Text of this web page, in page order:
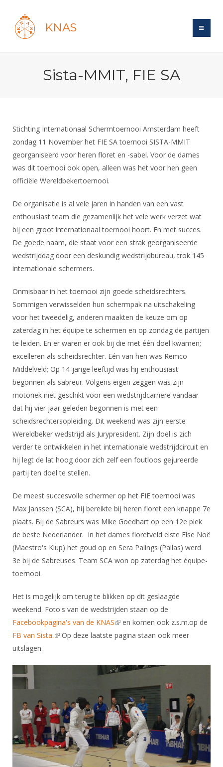
KNAS
Polls
Forums
Maandelijks archief
Evenement
Website
Gebruiksvoorwaarden
Handleiding
Lidmaatschap
Tarieven
Reglementen
Sponsors en Partners
Organisatie
Bestuur
Commissies
Leden van Verdiensten
Vacatures
Contact
Medewerkers
Samenwerking
Formulieren
Alle Verenigingen
Nieuws
Oprichting Vereniging
Overschrijven leden
Introductie
Recreatiesport
Wedstrijdsport
Ranglijsten
Inschrijven
Reglementen
Materiaal
Schermpaspoort
Rolstoelschermen
Wedstrijdkalender
KNAS Keurmerk
NK's
JPT
JEC
Veteranenwedstrijden
Wedstrijdorganisatie
Aanvragen van scheidsrechters
Scheidsrechterslijst
Import inschrijvingen uit Nahouw
Verwerk wedstrijduitslagen
Promotie en logo
Geschiedenis van het schermen
Wat is topsport
Nieuws
NK's
Oranje
DBT
FBT
SBT
Atletencommissie
Internationale Titeltoernooien
Internationale aanmeldingen
Informatie
Voor de jeugd
Spreekbeurtpakket
Ouders en vereniging
Jeugdkampen
Brassardsysteem
Voor coaches en leraren
Nationale opleidingen
Internationale opleidingen
Opleidingen
Leraar
Voor scheidsrechters
Scheidsrechterslijst
Scheidsrechter Documentatie
Opleidingen
Tuchtzaken
Infotheek
Bibliotheek
Touché
Forums
Schermforum
Nieuws
Contact
NK organiseren
Sista-MMIT, FIE SA
Stichting Internationaal Schermtoernooi Amsterdam heeft
zondag 11 November het FIE SA toernooi SISTA-MMIT
georganiseerd voor heren floret en -sabel. Voor de dames
was dit toernooi ook open, alleen was het voor hen geen
officiële Wereldbekertoernooi.
De organisatie is al vele jaren in handen van een vast
enthousiast team die gezamenlijk het vele werk verzet wat
bij een groot internationaal toernooi hoort. En met succes.
De goede naam, die staat voor een strak georganiseerde
wedstrijddag door een deskundig wedstrijdbureau, trok 145
internationale schermers.
Onmisbaar in het toernooi zijn goede scheidsrechters.
Sommigen verwisselden hun schermpak na uitschakeling
voor het tweedelig, anderen maakten de keuze om op
zaterdag in het équipe te schermen en op zondag de partijen
te leiden. En er waren er ook bij die met één doel kwamen;
excelleren als scheidsrechter. Eén van hen was Remco
Middelveld; Op 14-jarige leeftijd was hij enthousiast
begonnen als sabreur. Volgens eigen zeggen was zijn
motoriek niet geschikt voor een wedstrijdcarriere vandaar
dat hij vier jaar geleden begonnen is met een
scheidsrechtersopleiding. Dit weekend was zijn eerste
Wereldbeker wedstrijd als Jurypresident. Zijn doel is zich
verder te ontwikkelen in het internationale wedstrijdcircuit en
hij legt de lat hoog door zich zelf een foutloos gejureerde
partij ten doel te stellen.
De meest succesvolle schermer op het FIE toernooi was
Max Janssen (SCA), hij bereikte bij heren floret een knappe 7e
plaats. Bij de Sabreurs was Mike Goedhart op een 12e plek
de beste Nederlander. In het dames floretveld eiste Else Noë
(Maestro's Klup) het goud op en Sera Palings (Pallas) werd
3e bij de Sabreuses. Team SCA won op zaterdag het équipe-
toernooi.
Het is mogelijk om terug te blikken op dit geslaagde
weekend. Foto's van de wedstrijden staan op de
Facebookpagina's van de KNAS(link is external)
en komen ook z.s.m.op de
FB van Sista.(link is external)
Op deze laatste pagina staan ook meer
uitslagen.